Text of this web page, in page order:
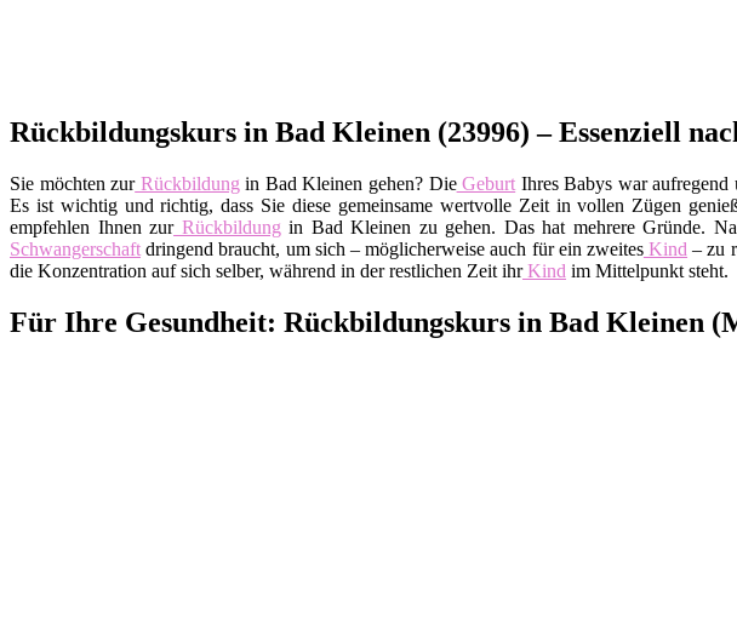
Rückbildungskurs in Bad Kleinen (23996) – Essenziell
Sie möchten zurRückbildung in Bad Kleinen gehen? DieGeburt Ihres Babys war aufregend
Es ist wichtig und richtig, dass Sie diese gemeinsame wertvolle Zeit in vollen Zügen
empfehlen Ihnen zurRückbildung in Bad Kleinen zu gehen. Das hat mehrere Gründe.
Schwangerschaft dringend braucht, um sich – möglicherweise auch für ein zweitesKind – zu
die Konzentration auf sich selber, während in der restlichen Zeit ihrKind im Mittelpunkt steht.
Für Ihre Gesundheit: Rückbildungskurs in Bad Kleinen